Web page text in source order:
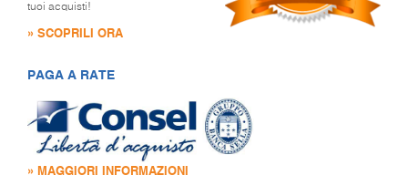
tuoi acquisti!
» SCOPRILI ORA
PAGA A RATE
» MAGGIORI INFORMAZIONI